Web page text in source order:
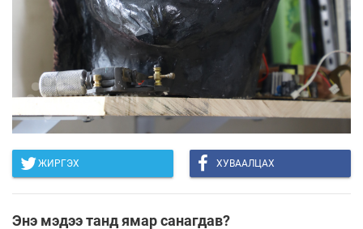
ЖИРГЭХ ХУВААЛЦАХ
Энэ мэдээ танд ямар санагдав?